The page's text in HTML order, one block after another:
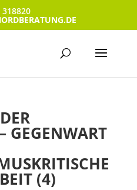
318820
GEGENWART
(4)